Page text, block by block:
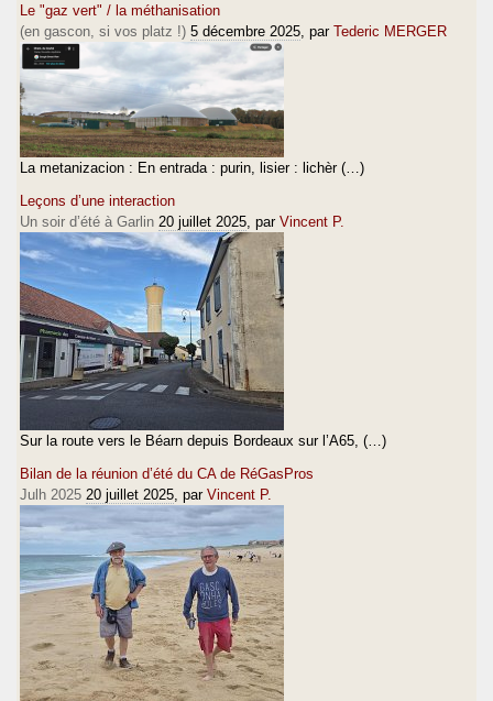
Le "gaz vert" / la méthanisation
(en gascon, si vos platz !) 5 décembre 2025 , par Tederic MERGER
La metanizacion : En entrada : purin, lisier : lichèr (…)
Leçons d’une interaction
Un soir d’été à Garlin 20 juillet 2025 , par Vincent P.
Sur la route vers le Béarn depuis Bordeaux sur l’A65, (…)
Bilan de la réunion d’été du CA de RéGasPros
Julh 2025 20 juillet 2025 , par Vincent P.